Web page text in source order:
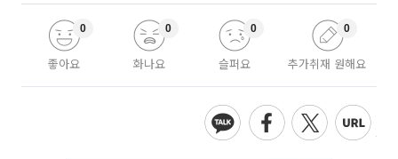
좋아요
0
화나요
0
슬퍼요
0
추가취재 원해요
0